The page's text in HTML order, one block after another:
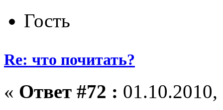
Гость
Re: что почитать?
« Ответ #72 :